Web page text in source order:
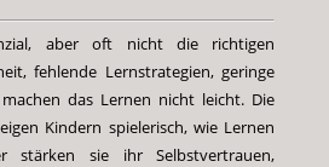
aber oft nicht die richtigen
fehlende Lernstrategien, geringe
das Lernen nicht leicht. Die
Kindern spielerisch, wie Lernen
stärken sie ihr Selbstvertrauen,